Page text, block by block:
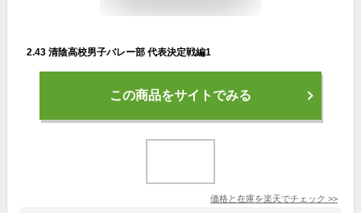
2.43 清陰高校男子バレー部 代表決定戦編1
この商品をサイトでみる
価格と在庫を楽天でチェック >>